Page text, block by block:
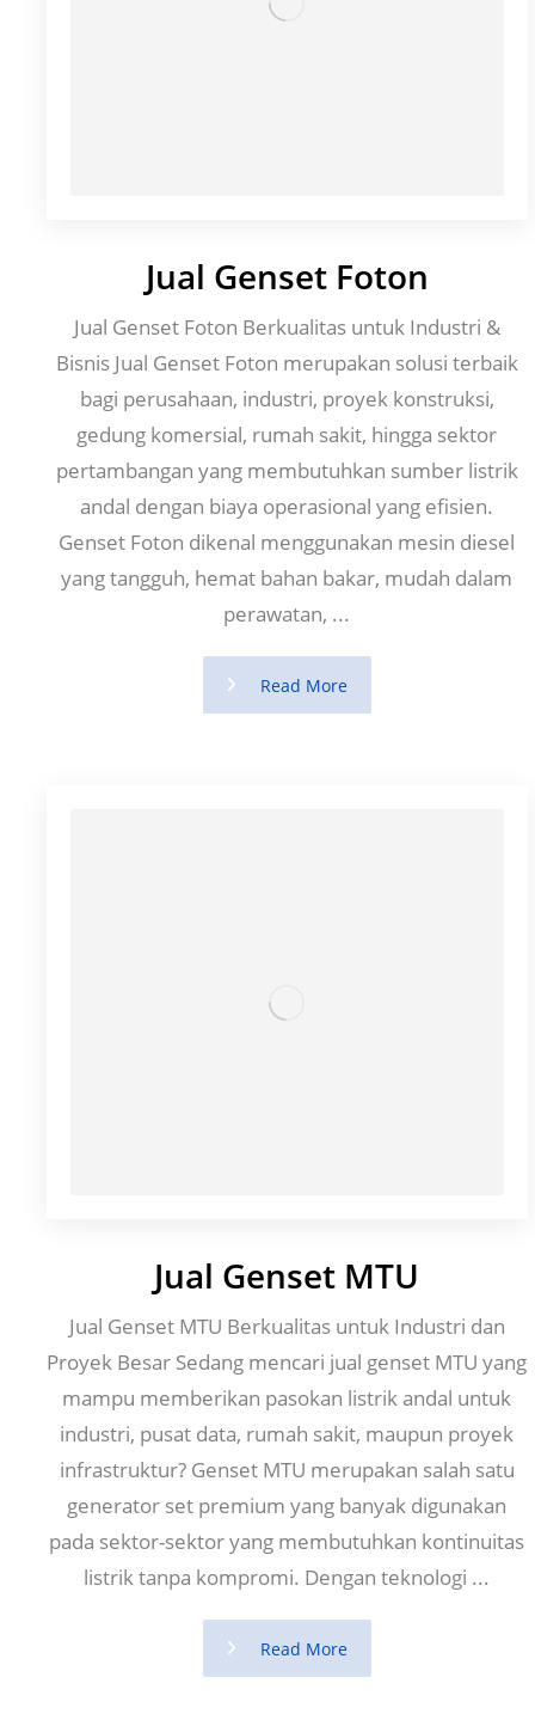
Jual Genset Foton
Jual Genset Foton Berkualitas untuk Industri &
Bisnis Jual Genset Foton merupakan solusi terbaik
bagi perusahaan, industri, proyek konstruksi,
gedung komersial, rumah sakit, hingga sektor
pertambangan yang membutuhkan sumber listrik
andal dengan biaya operasional yang efisien.
Genset Foton dikenal menggunakan mesin diesel
yang tangguh, hemat bahan bakar, mudah dalam
perawatan, ...
Read More
Jual Genset MTU
Jual Genset MTU Berkualitas untuk Industri dan
Proyek Besar Sedang mencari jual genset MTU yang
mampu memberikan pasokan listrik andal untuk
industri, pusat data, rumah sakit, maupun proyek
infrastruktur? Genset MTU merupakan salah satu
generator set premium yang banyak digunakan
pada sektor-sektor yang membutuhkan kontinuitas
listrik tanpa kompromi. Dengan teknologi ...
Read More